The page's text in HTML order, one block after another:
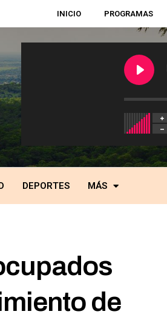
INICIO PROGRAMAS
DEPORTES MÁS
de